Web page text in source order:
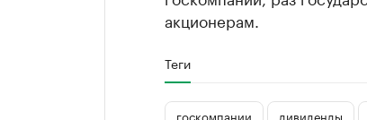
акционерам.
Теги
госкомпании дивиденды